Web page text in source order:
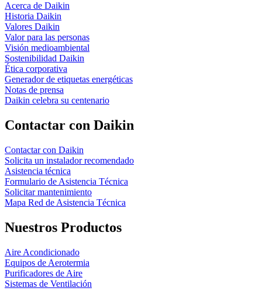
Acerca de Daikin
Historia Daikin
Valores Daikin
Valor para las personas
Visión medioambiental
Sostenibilidad Daikin
Ética corporativa
Generador de etiquetas energéticas
Notas de prensa
Daikin celebra su centenario
Contactar con Daikin
Contactar con Daikin
Solicita un instalador recomendado
Asistencia técnica
Formulario de Asistencia Técnica
Solicitar mantenimiento
Mapa Red de Asistencia Técnica
Nuestros Productos
Aire Acondicionado
Equipos de Aerotermia
Purificadores de Aire
Sistemas de Ventilación